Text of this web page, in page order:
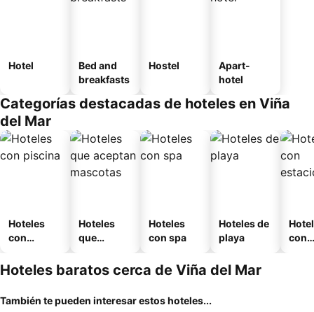
Hotel
Bed and
breakfasts
Hostel
Apart-
hotel
Categorías destacadas de hoteles en Viña
del Mar
Hoteles
con
Hoteles
que
mascotas
Hoteles
con spa
Hoteles de
playa
con
Hoteles baratos cerca de Viña del Mar
También te pueden interesar estos hoteles...